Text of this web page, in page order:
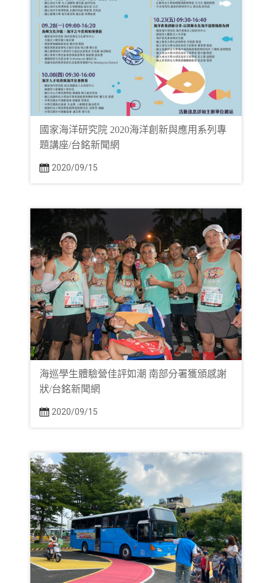
國家海洋研究院 2020海洋創新與應用系列專
題講座/台銘新聞網
2020/09/15
海巡學生體驗營佳評如潮 南部分署獲頒感謝
狀/台銘新聞網
2020/09/15